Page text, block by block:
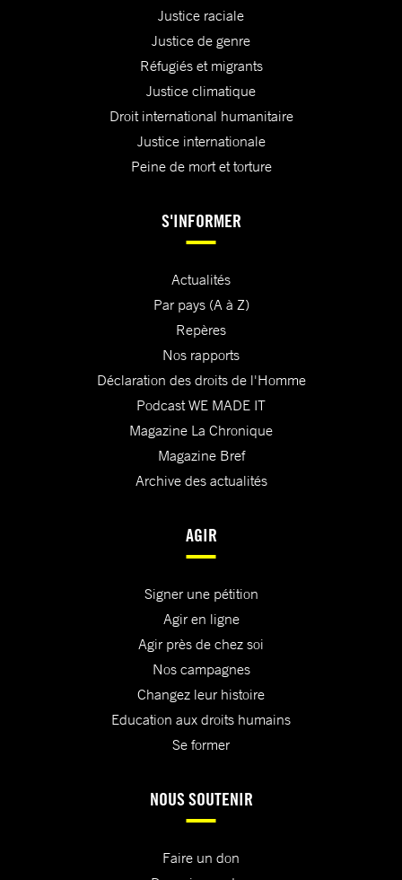
Justice raciale
Justice de genre
Réfugiés et migrants
Justice climatique
Droit international humanitaire
Justice internationale
Peine de mort et torture
S'INFORMER
Actualités
Par pays (A à Z)
Repères
Nos rapports
Déclaration des droits de l'Homme
Podcast WE MADE IT
Magazine La Chronique
Magazine Bref
Archive des actualités
AGIR
Signer une pétition
Agir en ligne
Agir près de chez soi
Nos campagnes
Changez leur histoire
Education aux droits humains
Se former
NOUS SOUTENIR
Faire un don